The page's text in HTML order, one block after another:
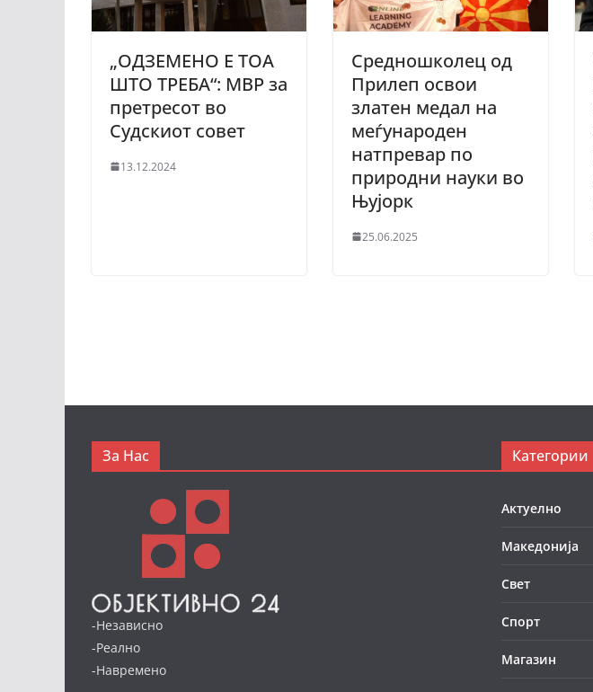
„ОДЗЕМЕНО Е ТОА
ШТО ТРЕБА“: МВР за
претресот во
Судскиот совет
13.12.2024
Средношколец од
Прилеп освои
златен медал на
меѓународен
натпревар по
природни науки во
Њујорк
25.06.2025
За Нас
-Независно
-Реално
-Навремено
Категории
Актуелно
Македонија
Свет
Спорт
Магазин